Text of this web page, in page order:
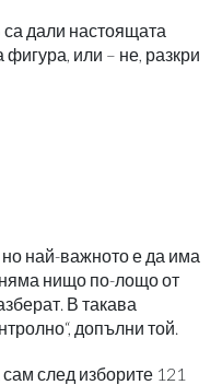
дали настоящата
или – не, разкри
но най-важното е да има
нищо по-лощо от
В такава
допълни той.
след изборите 121